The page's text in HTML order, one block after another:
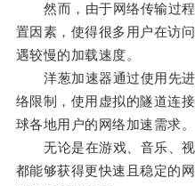
然而，由于网络传输过程
置因素，使得很多用户在访
遇较慢的加载速度。
洋葱加速器通过使用先进
络限制，使用虚拟的隧道连
球各地用户的网络加速需求。
无论是在游戏、音乐、视
都能够获得更快速且稳定的